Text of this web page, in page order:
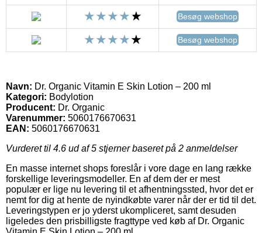
Besøg webshop
Besøg webshop
Navn: Dr. Organic Vitamin E Skin Lotion – 200 ml
Kategori: Bodylotion
Producent: Dr. Organic
Varenummer: 5060176670631
EAN: 5060176670631
Vurderet til 4.6 ud af 5 stjerner baseret på 2 anmeldelser
En masse internet shops foreslår i vore dage en lang række
forskellige leveringsmodeller. En af dem der er mest
populær er lige nu levering til et afhentningssted, hvor det er
nemt for dig at hente de nyindkøbte varer når der er tid til det.
Leveringstypen er jo yderst ukompliceret, samt desuden
ligeledes den prisbilligste fragttype ved køb af Dr. Organic